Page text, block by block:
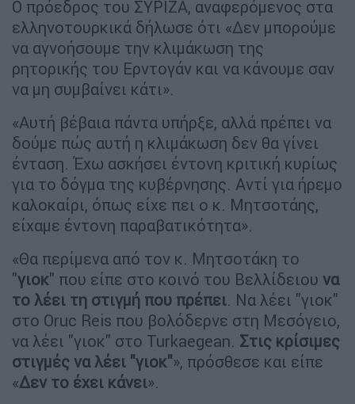
Ο πρόεδρος του ΣΥΡΙΖΑ, αναφερόμενος στα
ελληνοτουρκικά δήλωσε ότι «Δεν μπορούμε
να αγνοήσουμε την κλιμάκωση της
ρητορικής του Ερντογάν και να κάνουμε σαν
να μη συμβαίνει κάτι».
«Αυτή βέβαια πάντα υπήρξε, αλλά πρέπει να
δούμε πώς αυτή η κλιμάκωση δεν θα γίνει
ένταση. Έχω ασκήσει έντονη κριτική κυρίως
για το δόγμα της κυβέρνησης. Αντί για ήρεμο
καλοκαίρι, όπως είχε πει ο κ. Μητσοτάης,
είχαμε έντονη παραβατικότητα».
«Θα περίμενα από τον κ. Μητσοτάκη το
"γιοκ" που είπε στο κοινό του Βελλίδειου να
το λέει τη στιγμή που πρέπει. Να λέει "γιοκ"
στο Oruc Reis που βολόδερνε στη Μεσόγειο,
να λέει "γιοκ" στο Turkaegean. Στις κρίσιμες
στιγμές να λέει "γιοκ"», πρόσθεσε και είπε
«Δεν το έχει κάνει».